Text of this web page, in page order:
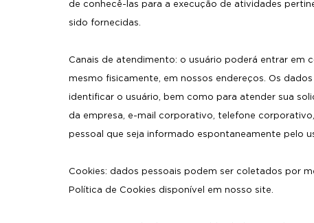
de conhecê-las para a execução de atividades
sido fornecidas.
Canais de atendimento: o usuário poderá entrar
mesmo fisicamente, em nossos endereços. Os
identificar o usuário, bem como para atender sua
da empresa, e-mail corporativo, telefone
pessoal que seja informado espontaneamente pelo
Cookies: dados pessoais podem ser coletados por
Política de Cookies disponível em nosso site.